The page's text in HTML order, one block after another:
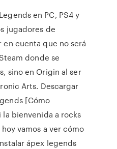
en PC, PS4 y
jugadores de
cuenta que no será
donde se
sino en Origin al ser
Arts. Descargar
[Cómo
la bienvenida a rocks
vamos a ver cómo
ápex legends